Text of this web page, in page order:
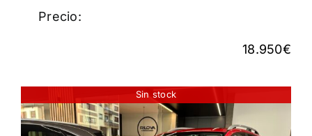
Precio:
18.950€
Sin stock